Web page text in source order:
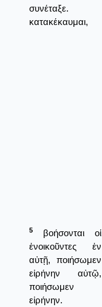
συνέταξε.
κατακέκαυμαι,
5
βοήσονται οἱ
ἐνοικοῦντες ἐν
αὐτῇ, ποιήσωμεν
εἰρήνην αὐτῷ,
ποιήσωμεν
εἰρήνην.